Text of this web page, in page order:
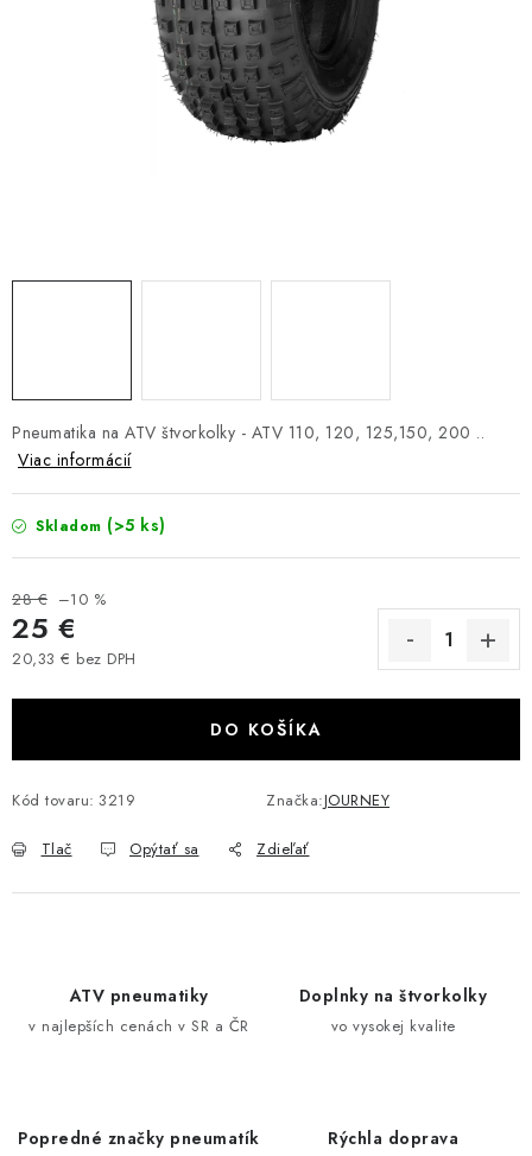
NAVIJAKY COME UP WARN
OLEJE MAXIMA A FILTRE
ŠTVORKOLKY
NOVINKY
VÝPREDAJ
AKCIA
YAMAHA GRIZZLY 550/660/700
SUZUKI KINGQUAD 700/750 LTA
CF MOTO X450/X520/X550/X625
Pneumatika na ATV štvorkolky - ATV 110, 120, 125,150, 200 ..
Viac informácií
Skladom (>5 ks)
28 € –10 %
25 €
20,33 € bez DPH
DO KOŠÍKA
Kód tovaru: 3219 Značka:JOURNEY
Tlač Opýtať sa Zdieľať
ATV pneumatiky
v najlepších cenách v SR a ČR
Doplnky na štvorkolky
vo vysokej kvalite
Popredné značky pneumatík Rýchla doprava